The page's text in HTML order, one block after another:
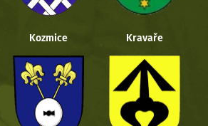
Kozmice Kravaře